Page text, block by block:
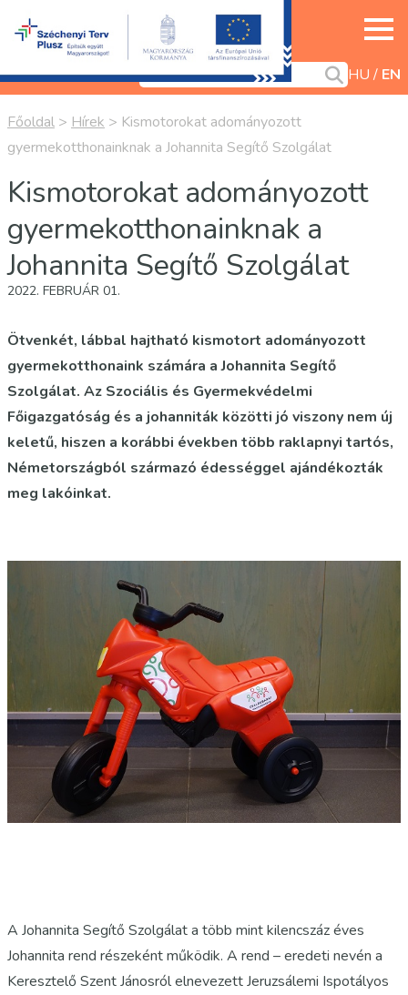
HU EN
Főoldal > Hírek > Kismotorokat adományozott
gyermekotthonainknak a Johannita Segítő Szolgálat
Kismotorokat adományozott
gyermekotthonainknak a
Johannita Segítő Szolgálat
2022. FEBRUÁR 01.
Ötvenkét, lábbal hajtható kismotort adományozott
gyermekotthonaink számára a Johannita Segítő
Szolgálat. Az Szociális és Gyermekvédelmi
Főigazgatóság és a johanniták közötti jó viszony nem új
keletű, hiszen a korábbi években több raklapnyi tartós,
Németországból származó édességgel ajándékozták
meg lakóinkat.
A Johannita Segítő Szolgálat a több mint kilencszáz éves
Johannita rend részeként működik. A rend – eredeti nevén a
Keresztelő Szent Jánosról elnevezett Jeruzsálemi Ispotályos